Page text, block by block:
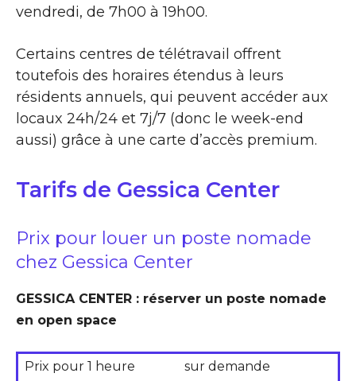
vendredi, de 7h00 à 19h00.
Certains centres de télétravail offrent
toutefois des horaires étendus à leurs
résidents annuels, qui peuvent accéder aux
locaux 24h/24 et 7j/7 (donc le week-end
aussi) grâce à une carte d’accès premium.
Tarifs de Gessica Center
Prix pour louer un poste nomade
chez Gessica Center
GESSICA CENTER : réserver un poste nomade
en open space
Prix pour 1 heure
sur demande